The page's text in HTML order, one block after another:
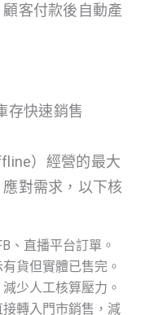
客付款後自動產
存快速銷售
）經營的最大
對需求，以下核
、直播平台訂單。
貨但實體已售完。
少人工核算壓力。
轉入門市銷售，減